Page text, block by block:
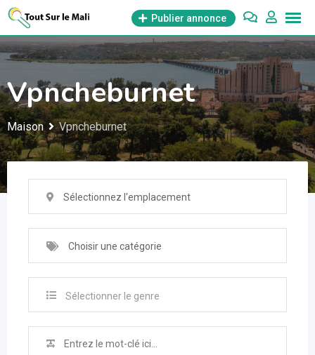
Aller
contenu
Publier annonce
Vpncheburnet
Maison Vpncheburnet
Sélectionnez l'emplacement
Choisir une catégorie
Sélectionner le genre